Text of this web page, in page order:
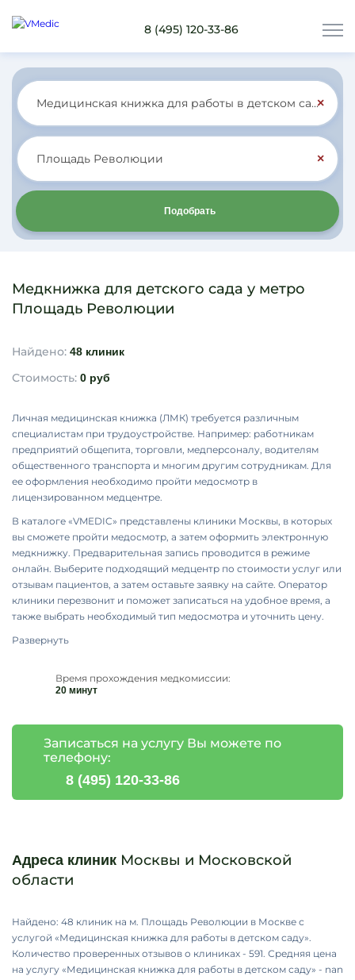
8 (495) 120-33-86
×
×
Подобрать
Медкнижка для детского сада у метро
Площадь Революции
Найдено: 48 клиник
Стоимость: 0 руб
Личная медицинская книжка (ЛМК) требуется различным
специалистам при трудоустройстве. Например: работникам
предприятий общепита, торговли, медперсоналу, водителям
общественного транспорта и многим другим сотрудникам. Для
ее оформления необходимо пройти медосмотр в
лицензированном медцентре.
В каталоге «VMEDIC» представлены клиники Москвы, в которых
вы сможете пройти медосмотр, а затем оформить электронную
медкнижку. Предварительная запись проводится в режиме
онлайн. Выберите подходящий медцентр по стоимости услуг или
отзывам пациентов, а затем оставьте заявку на сайте. Оператор
клиники перезвонит и поможет записаться на удобное время, а
также выбрать необходимый тип медосмотра и уточнить цену.
Развернуть
Время прохождения медкомиссии:
20 минут
Записаться на услугу Вы можете по
телефону:
8 (495) 120-33-86
Адреса клиник Москвы и Московской
области
Найдено: 48 клиник на м. Площадь Революции в Москве с
услугой «Медицинская книжка для работы в детском саду».
Количество проверенных отзывов о клиниках - 591. Средняя цена
на услугу «Медицинская книжка для работы в детском саду» - nan